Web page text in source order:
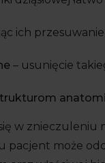
ich przesuwanie
– usunięcie
w znieczuleniu
pacjent może